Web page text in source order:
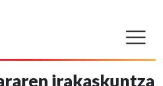
irakaskuntza